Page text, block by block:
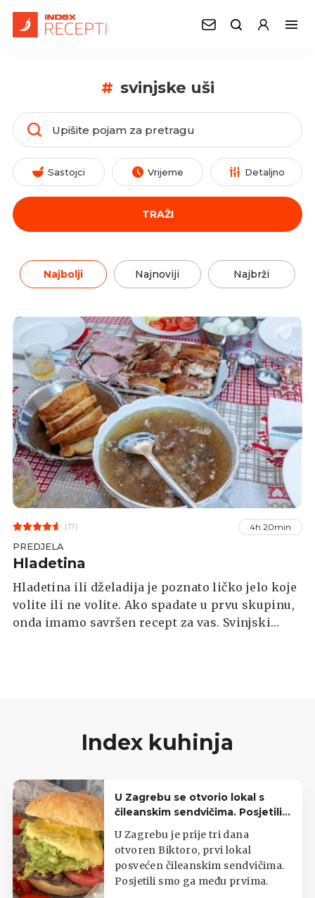
# svinjske uši
Sastojci Vrijeme Detaljno
TRAŽI
Najbolji Najnoviji Najbrži
(17) 4h 20min
PREDJELA
Hladetina
Hladetina ili dželadija je poznato ličko jelo koje
volite ili ne volite. Ako spadate u prvu skupinu,
onda imamo savršen recept za vas. Svinjski
Index kuhinja
U Zagrebu se otvorio lokal s
čileanskim sendvičima. Posjetili
smo ga treći dan rada
U Zagrebu je prije tri dana
otvoren Biktoro, prvi lokal
posvećen čileanskim sendvičima.
Posjetili smo ga među prvima.